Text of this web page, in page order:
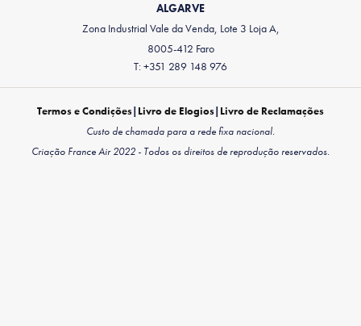
ALGARVE
Zona Industrial Vale da Venda, Lote 3 Loja A,
8005-412 Faro
T: +351 289 148 976
Termos e Condições| Livro de Elogios| Livro de Reclamações
Custo de chamada para a rede fixa nacional.
Criação France Air 2022 - Todos os direitos de reprodução reservados.